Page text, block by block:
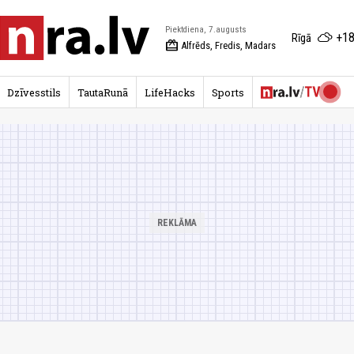
Piektdiena, 7.augusts
redeem Alfrēds, Fredis, Madars
Rīgā
Dzīvesstils TautaRunā LifeHacks Sports